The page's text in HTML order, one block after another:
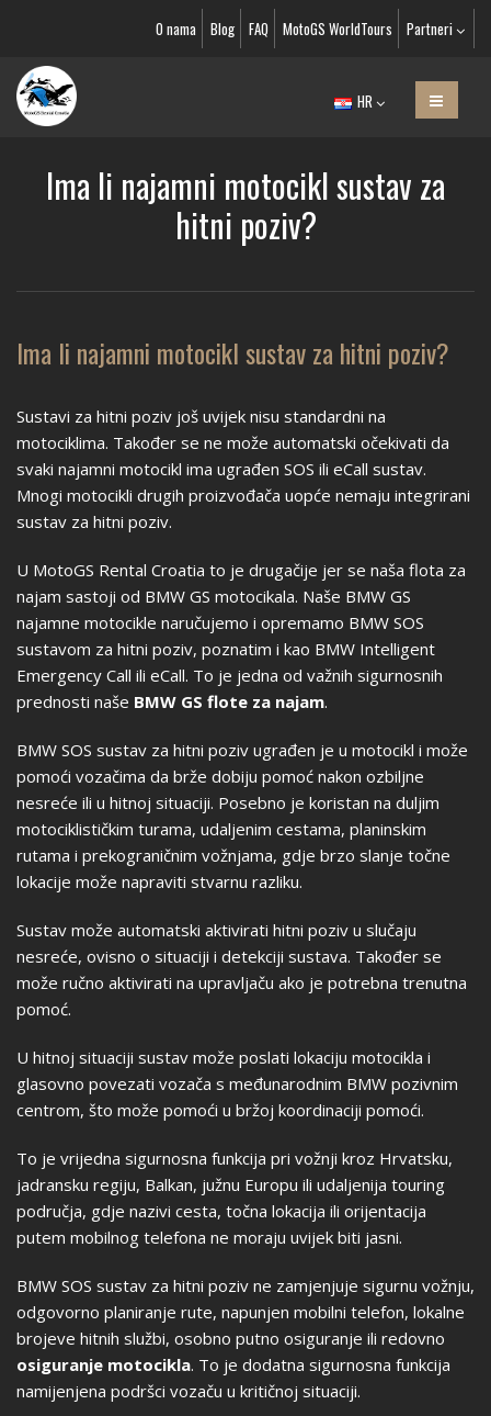
O nama Blog FAQ MotoGS WorldTours Partneri
HR
Ima li najamni motocikl sustav za
hitni poziv?
Ima li najamni motocikl sustav za hitni poziv?
Sustavi za hitni poziv još uvijek nisu standardni na
motociklima. Također se ne može automatski očekivati da
svaki najamni motocikl ima ugrađen SOS ili eCall sustav.
Mnogi motocikli drugih proizvođača uopće nemaju integrirani
sustav za hitni poziv.
U MotoGS Rental Croatia to je drugačije jer se naša flota za
najam sastoji od BMW GS motocikala. Naše BMW GS
najamne motocikle naručujemo i opremamo BMW SOS
sustavom za hitni poziv, poznatim i kao BMW Intelligent
Emergency Call ili eCall. To je jedna od važnih sigurnosnih
prednosti naše BMW GS flote za najam.
BMW SOS sustav za hitni poziv ugrađen je u motocikl i može
pomoći vozačima da brže dobiju pomoć nakon ozbiljne
nesreće ili u hitnoj situaciji. Posebno je koristan na duljim
motociklističkim turama, udaljenim cestama, planinskim
rutama i prekograničnim vožnjama, gdje brzo slanje točne
lokacije može napraviti stvarnu razliku.
Sustav može automatski aktivirati hitni poziv u slučaju
nesreće, ovisno o situaciji i detekciji sustava. Također se
može ručno aktivirati na upravljaču ako je potrebna trenutna
pomoć.
U hitnoj situaciji sustav može poslati lokaciju motocikla i
glasovno povezati vozača s međunarodnim BMW pozivnim
centrom, što može pomoći u bržoj koordinaciji pomoći.
To je vrijedna sigurnosna funkcija pri vožnji kroz Hrvatsku,
jadransku regiju, Balkan, južnu Europu ili udaljenija touring
područja, gdje nazivi cesta, točna lokacija ili orijentacija
putem mobilnog telefona ne moraju uvijek biti jasni.
BMW SOS sustav za hitni poziv ne zamjenjuje sigurnu vožnju,
odgovorno planiranje rute, napunjen mobilni telefon, lokalne
brojeve hitnih službi, osobno putno osiguranje ili redovno
osiguranje motocikla. To je dodatna sigurnosna funkcija
namijenjena podršci vozaču u kritičnoj situaciji.